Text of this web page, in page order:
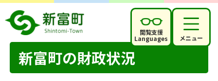
閲覧支援
Languages メニュー
新富町の財政状況